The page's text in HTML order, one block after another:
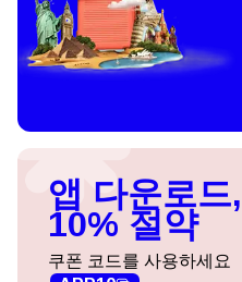
앱 다운로드,
10% 절약
쿠폰 코드를 사용하세요